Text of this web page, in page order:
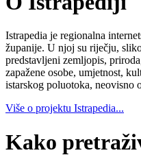
Istrapedia je regionalna
županije. U njoj su riječju,
predstavljeni zemljopis,
zapažene osobe, umjetnost,
istarskog poluotoka, neovisno
Više o projektu Istrapedia...
Kako